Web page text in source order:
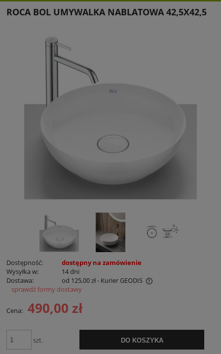
ROCA BOL UMYWALKA NABLATOWA 42,5X42,5
Dostępność:
dostępny na zamówienie
Wysyłka w:
14 dni
Dostawa:
od 125,00 zł- Kurier GEODIS
Cena nie zawiera ewentualnych kosztów płatności
sprawdź formy dostawy
Cena: 490,00 zł
szt. DO KOSZYKA